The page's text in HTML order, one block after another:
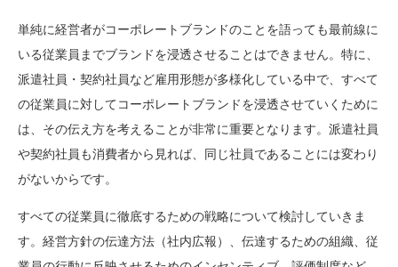
単純に経営者がコーポレートブランドのことを語っても最前線に
いる従業員までブランドを浸透させることはできません。特に、
派遣社員・契約社員など雇用形態が多様化している中で、すべて
の従業員に対してコーポレートブランドを浸透させていくために
は、その伝え方を考えることが非常に重要となります。派遣社員
や契約社員も消費者から見れば、同じ社員であることには変わり
がないからです。
すべての従業員に徹底するための戦略について検討していきま
す。経営方針の伝達方法（社内広報）、伝達するための組織、従